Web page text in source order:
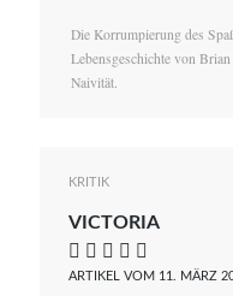
Die Korrumpierung des
Lebensgeschichte von
Naivität.
KRITIK
VICTORIA
    
ARTIKEL VOM 11. MÄRZ